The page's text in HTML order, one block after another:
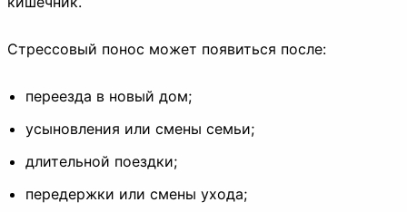
Стрессовый понос может появиться после:
переезда в новый дом;
усыновления или смены семьи;
длительной поездки;
передержки или смены ухода;